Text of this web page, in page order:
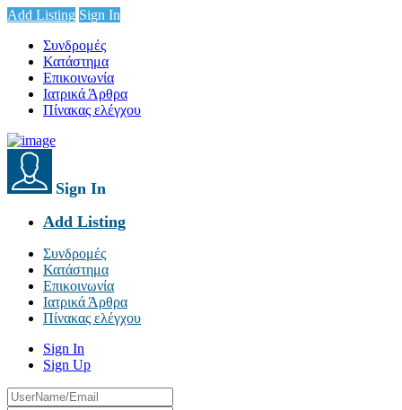
Add Listing Sign In
Συνδρομές
Κατάστημα
Επικοινωνία
Ιατρικά Άρθρα
Πίνακας ελέγχου
Sign In
Add Listing
Συνδρομές
Κατάστημα
Επικοινωνία
Ιατρικά Άρθρα
Πίνακας ελέγχου
Sign In
Sign Up